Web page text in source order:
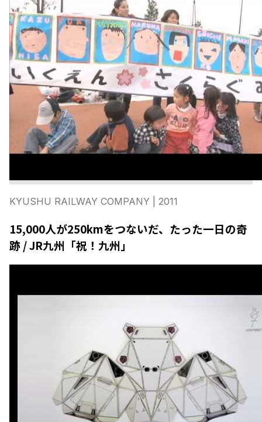
KYUSHU RAILWAY COMPANY | 2011
15,000人が250kmをつないだ、たった一日の奇
跡 / JR九州「祝！九州」